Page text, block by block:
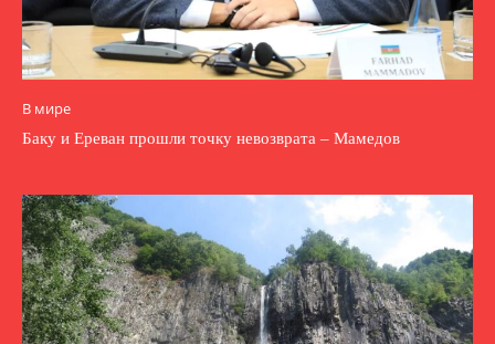
В мире
Баку и Ереван прошли точку невозврата – Мамедов